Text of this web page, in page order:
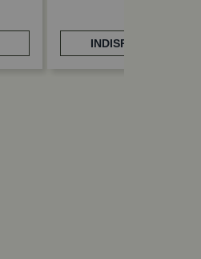
INDISPONÍVEL